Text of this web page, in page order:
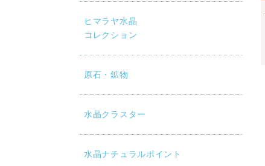
ヒマラヤ水晶
コレクション
原石・鉱物
水晶クラスター
水晶ナチュラルポイント